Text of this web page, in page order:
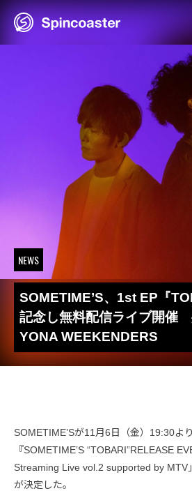
Skip
NEWS
SOMETIME’S、1st EP『
記念し無料配信ライブ開催
YONA WEEKENDERS
SOMETIME’Sが11月6日（金）19:30よ
『SOMETIME’S “TOBARI”RELEASE
Streaming Live vol.2 supported by MTV
が決定した。